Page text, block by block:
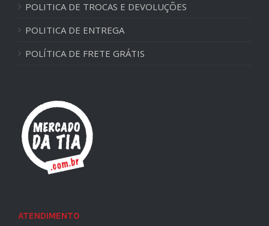
POLITICA DE TROCAS E DEVOLUÇÕES
POLITICA DE ENTREGA
POLÍTICA DE FRETE GRÁTIS
ATENDIMENTO